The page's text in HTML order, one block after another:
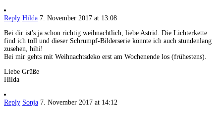
Reply Hilda 7. November 2017 at 13:08
Bei dir ist's ja schon richtig weihnachtlich, liebe Astrid. Die Lichterkette
find ich toll und dieser Schrumpf-Bilderserie könnte ich auch stundenlang
zusehen, hihi!
Bei mir gehts mit Weihnachtsdeko erst am Wochenende los (frühestens).
Liebe Grüße
Hilda
Reply Sonja 7. November 2017 at 14:12